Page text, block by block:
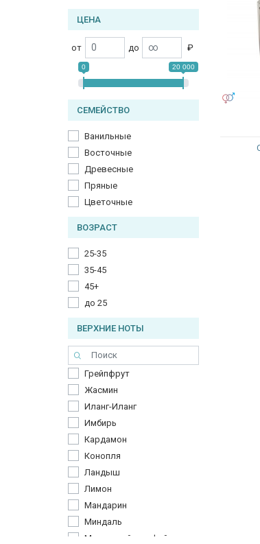
ЦЕНА
от до ₽
0 20 000
СЕМЕЙСТВО
Ванильные
Восточные
Древесные
Пряные
Цветочные
ВОЗРАСТ
25-35
35-45
45+
до 25
ВЕРХНИЕ НОТЫ
Грейпфрут
Жасмин
Иланг-Иланг
Имбирь
Кардамон
Конопля
Ландыш
Лимон
Мандарин
Миндаль
Мускатный шалфей